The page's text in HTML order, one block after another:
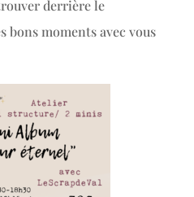
derrière le
bons moments avec vous